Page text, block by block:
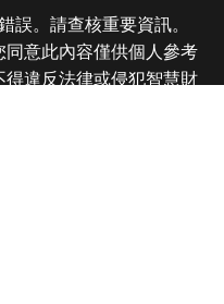
誤。請查核重要資訊。
意此內容僅供個人參考
違反法律或侵犯智慧財